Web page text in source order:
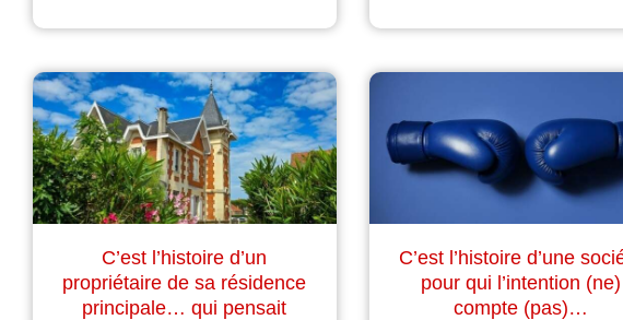
C’est l’histoire d’un
propriétaire de sa résidence
principale… qui pensait
C’est l’histoire d’une
pour qui l’intention (ne)
compte (pas)…